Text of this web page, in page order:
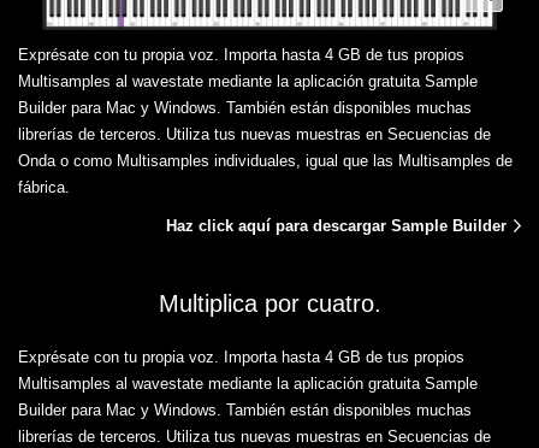
Exprésate con tu propia voz. Importa hasta 4 GB de tus propios
Multisamples al wavestate mediante la aplicación gratuita Sample
Builder para Mac y Windows. También están disponibles muchas
librerías de terceros. Utiliza tus nuevas muestras en Secuencias de
Onda o como Multisamples individuales, igual que las Multisamples de
fábrica.
Haz click aquí para descargar Sample Builder
Multiplica por cuatro.
Exprésate con tu propia voz. Importa hasta 4 GB de tus propios
Multisamples al wavestate mediante la aplicación gratuita Sample
Builder para Mac y Windows. También están disponibles muchas
librerías de terceros. Utiliza tus nuevas muestras en Secuencias de